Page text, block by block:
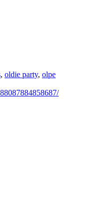
, oldie party, olpe